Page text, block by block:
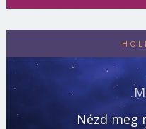
Nézd meg